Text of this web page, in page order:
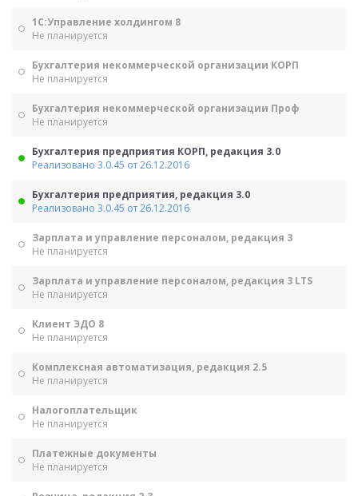
1С:Управление холдингом 8
Не планируется
Бухгалтерия некоммерческой организации КОРП
Не планируется
Бухгалтерия некоммерческой организации Проф
Не планируется
Бухгалтерия предприятия КОРП, редакция 3.0
Реализовано 3.0.45 от 26.12.2016
Бухгалтерия предприятия, редакция 3.0
Реализовано 3.0.45 от 26.12.2016
Зарплата и управление персоналом, редакция 3
Не планируется
Зарплата и управление персоналом, редакция 3 LTS
Не планируется
Клиент ЭДО 8
Не планируется
Комплексная автоматизация, редакция 2.5
Не планируется
Налогоплательщик
Не планируется
Платежные документы
Не планируется